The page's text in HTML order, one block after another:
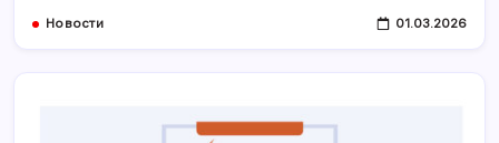
Новости 01.03.2026